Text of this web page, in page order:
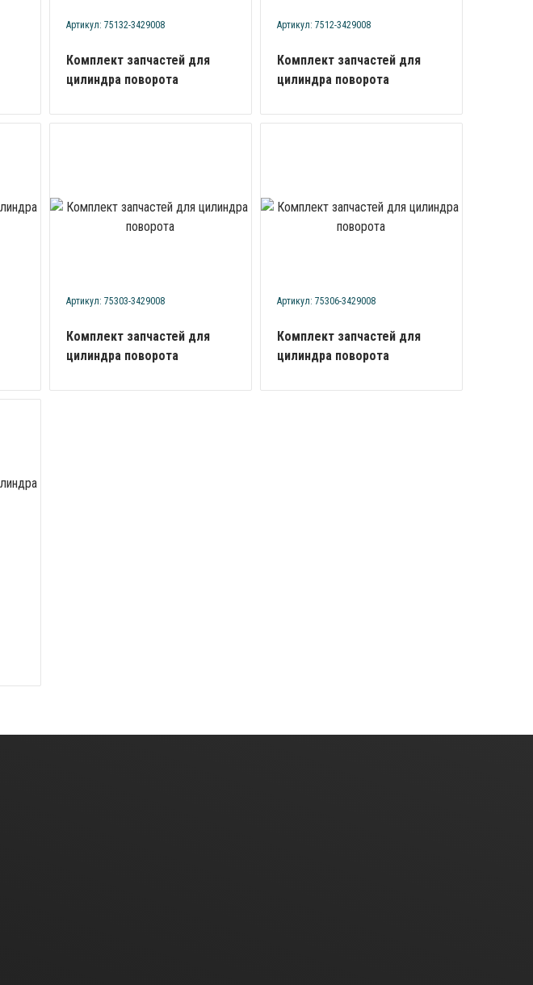
Артикул: 75132-3429008
Комплект запчастей для
цилиндра поворота
Артикул: 7512-3429008
Комплект запчастей для
цилиндра поворота
Артикул: 75303-3429008
Комплект запчастей для
цилиндра поворота
Артикул: 75306-3429008
Комплект запчастей для
цилиндра поворота